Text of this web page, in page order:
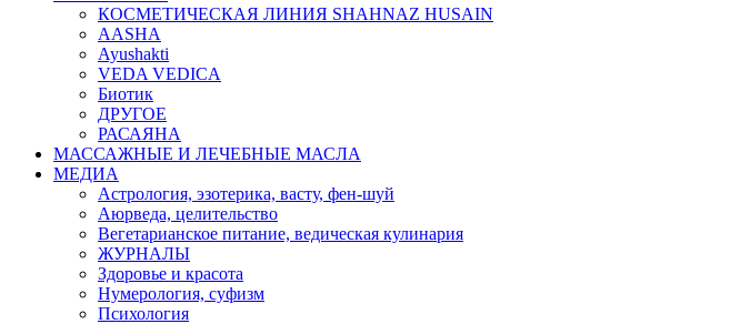
КОСМЕТИЧЕСКАЯ ЛИНИЯ SHAHNAZ HUSAIN
AASHA
Ayushakti
VEDA VEDICA
Биотик
ДРУГОЕ
РАСАЯНА
МАССАЖНЫЕ И ЛЕЧЕБНЫЕ МАСЛА
МЕДИА
Астрология, эзотерика, васту, фен-шуй
Аюрведа, целительство
Вегетарианское питание, ведическая кулинария
ЖУРНАЛЫ
Здоровье и красота
Нумерология, суфизм
Психология